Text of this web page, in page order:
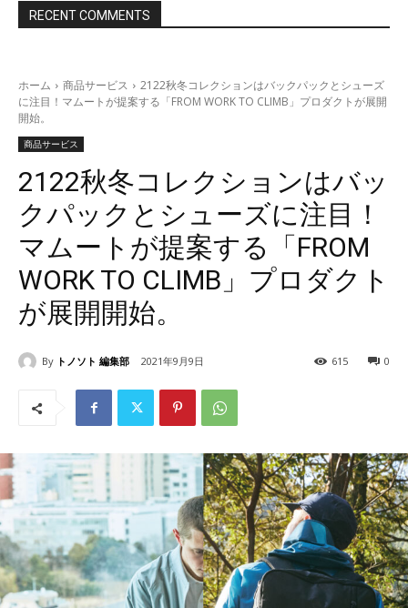
RECENT COMMENTS